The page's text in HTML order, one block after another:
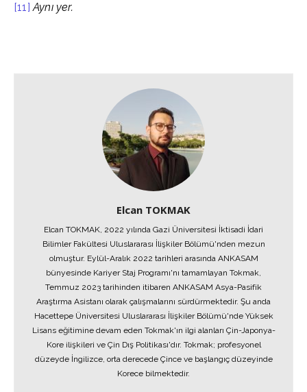
[11] Aynı yer.
Elcan TOKMAK
Elcan TOKMAK, 2022 yılında Gazi Üniversitesi İktisadi İdari
Bilimler Fakültesi Uluslararası İlişkiler Bölümü'nden mezun
olmuştur. Eylül-Aralık 2022 tarihleri arasında ANKASAM
bünyesinde Kariyer Staj Programı'nı tamamlayan Tokmak,
Temmuz 2023 tarihinden itibaren ANKASAM Asya-Pasifik
Araştırma Asistanı olarak çalışmalarını sürdürmektedir. Şu anda
Hacettepe Üniversitesi Uluslararası İlişkiler Bölümü'nde Yüksek
Lisans eğitimine devam eden Tokmak'ın ilgi alanları Çin-Japonya-
Kore ilişkileri ve Çin Dış Politikası'dır. Tokmak; profesyonel
düzeyde İngilizce, orta derecede Çince ve başlangıç düzeyinde
Korece bilmektedir.